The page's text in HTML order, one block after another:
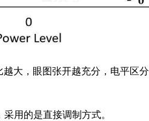
越大，眼图张开越充分，电平区分
用的是直接调制方式。